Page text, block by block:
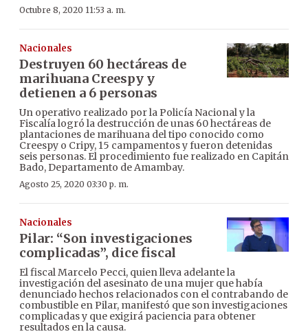
Octubre 8, 2020 11:53 a. m.
Nacionales
Destruyen 60 hectáreas de
marihuana Creespy y
detienen a 6 personas
Un operativo realizado por la Policía Nacional y la
Fiscalía logró la destrucción de unas 60 hectáreas de
plantaciones de marihuana del tipo conocido como
Creespy o Cripy, 15 campamentos y fueron detenidas
seis personas. El procedimiento fue realizado en Capitán
Bado, Departamento de Amambay.
Agosto 25, 2020 03:30 p. m.
Nacionales
Pilar: “Son investigaciones
complicadas”, dice fiscal
El fiscal Marcelo Pecci, quien lleva adelante la
investigación del asesinato de una mujer que había
denunciado hechos relacionados con el contrabando de
combustible en Pilar, manifestó que son investigaciones
complicadas y que exigirá paciencia para obtener
resultados en la causa.